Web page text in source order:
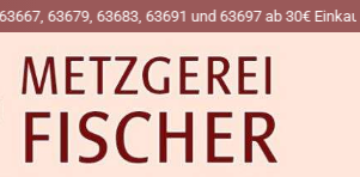
63691 und 63697 ab 30€ Einkaufswert an